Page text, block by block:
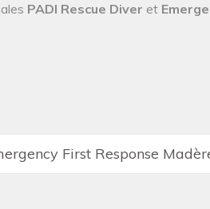
PADI Rescue Diver et